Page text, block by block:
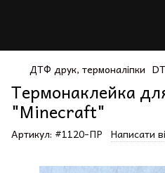
ДТФ друк, термоналіпки
Термонаклейка
"Minecraft"
Артикул: #1120-ПР Написати